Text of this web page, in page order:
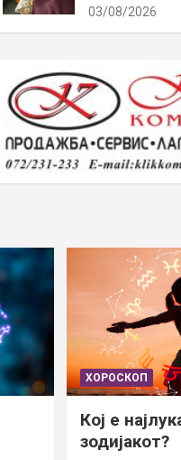
03/08/2026
ХОРОСКОП
Кој е
зодијакот?